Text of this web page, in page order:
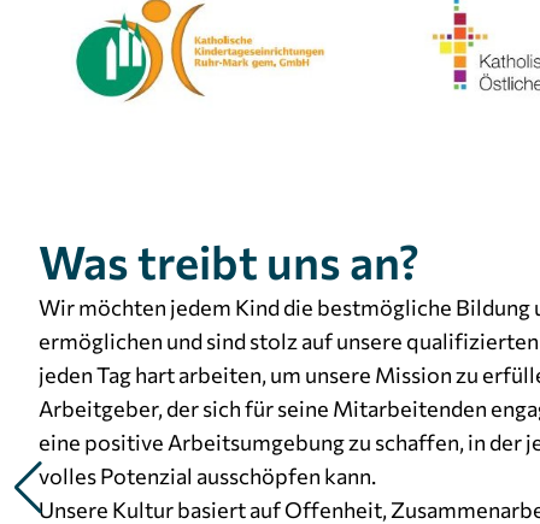
Was treibt uns an?
Wir möchten jedem Kind die bestmögliche Bildung
ermöglichen und sind stolz auf unsere
jeden Tag hart arbeiten, um unsere Mission zu
Arbeitgeber, der sich für seine Mitarbeitenden
eine positive Arbeitsumgebung zu schaffen, in der
volles Potenzial ausschöpfen kann.
Unsere Kultur basiert auf Offenheit,